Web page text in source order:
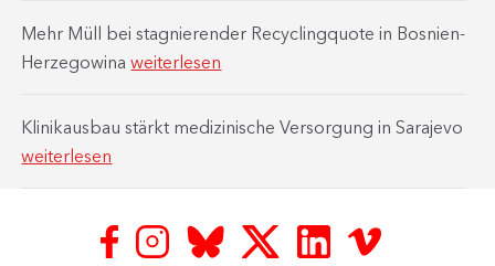
Mehr Müll bei stagnierender Recyclingquote in Bosnien-
Herzegowinaweiterlesen
Klinikausbau stärkt medizinische Versorgung in Sarajevo
weiterlesen